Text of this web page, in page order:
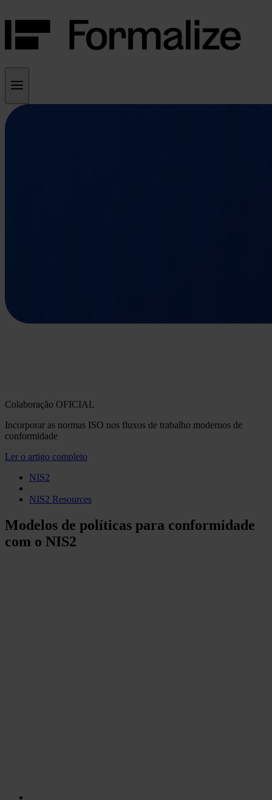
Colaboração OFICIAL
Incorporar as normas ISO nos fluxos de trabalho modernos de
conformidade
Ler o artigo completo
NIS2
NIS2 Resources
Modelos de políticas para conformidade
com o NIS2